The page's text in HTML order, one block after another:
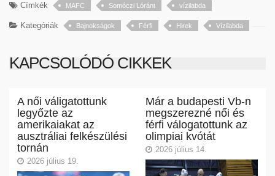
Címkék MAFC Somóczi Lóránt vízilabda
Kategóriák Bajnokságok Férfi Hirek Vízilabda
KAPCSOLÓDÓ CIKKEK
A női váligatottunk
legyőzte az
amerikaiakat az
ausztráliai felkészülési
tornán
2026 július 19.
Már a budapesti Vb-n
megszerezné női és
férfi válogatottunk az
olimpiai kvótát
2026 július 14.